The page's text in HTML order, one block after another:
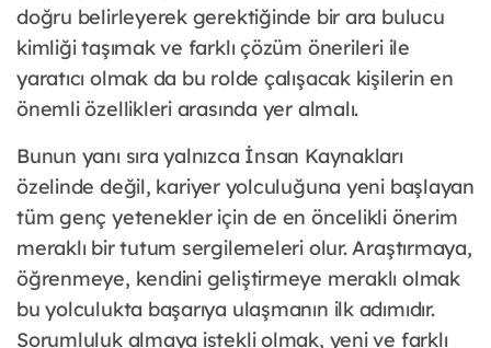
doğru belirleyerek gerektiğinde bir ara bulucu
kimliği taşımak ve farklı çözüm önerileri ile
yaratıcı olmak da bu rolde çalışacak kişilerin en
önemli özellikleri arasında yer almalı.
Bunun yanı sıra yalnızca İnsan Kaynakları
özelinde değil, kariyer yolculuğuna yeni başlayan
tüm genç yetenekler için de en öncelikli önerim
meraklı bir tutum sergilemeleri olur. Araştırmaya,
öğrenmeye, kendini geliştirmeye meraklı olmak
bu yolculukta başarıya ulaşmanın ilk adımıdır.
Sorumluluk almaya istekli olmak, yeni ve farklı